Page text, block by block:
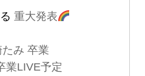
重大発表
み 卒業
業LIVE予定